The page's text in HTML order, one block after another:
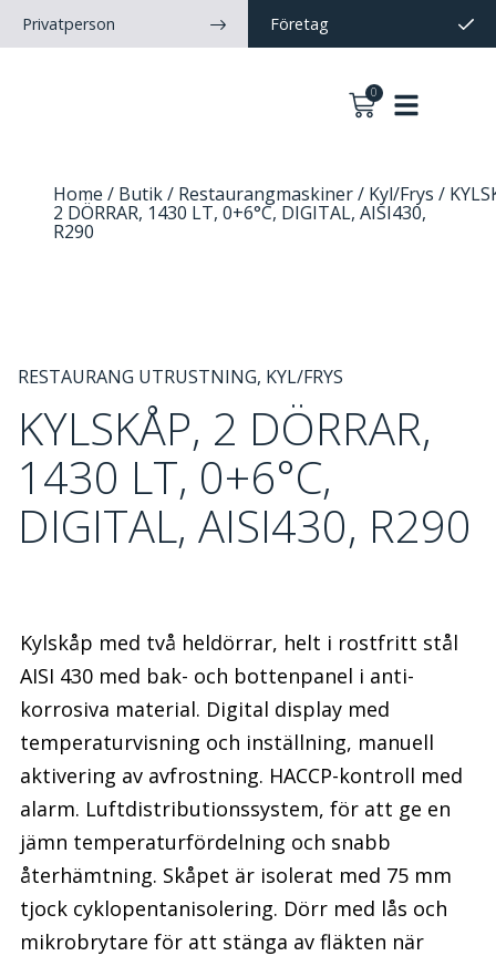
Privatperson Företag
0
Home / Butik/ Restaurangmaskiner/ Kyl/Frys /
2 DÖRRAR, 1430 LT, 0+6°C, DIGITAL, AISI430,
R290
RESTAURANG UTRUSTNING, KYL/FRYS
KYLSKÅP, 2 DÖRRAR,
1430 LT, 0+6°C,
DIGITAL, AISI430, R290
Kylskåp med två heldörrar, helt i rostfritt stål
AISI 430 med bak- och bottenpanel i anti-
korrosiva material. Digital display med
temperaturvisning och inställning, manuell
aktivering av avfrostning. HACCP-kontroll med
alarm. Luftdistributionssystem, för att ge en
jämn temperaturfördelning och snabb
återhämtning. Skåpet är isolerat med 75 mm
tjock cyklopentanisolering. Dörr med lås och
mikrobrytare för att stänga av fläkten när